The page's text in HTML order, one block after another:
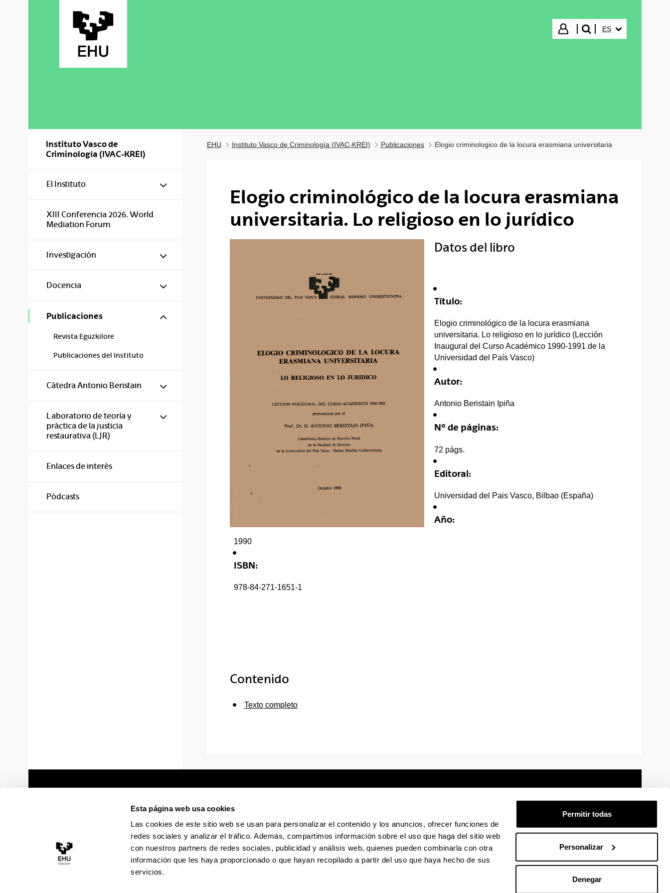
Esta página web usa cookies
Las cookies de este sitio web se usan para personalizar el contenido y los anuncios, ofrecer funciones de
redes sociales y analizar el tráfico. Además, compartimos información sobre el uso que haga del sitio web
con nuestros partners de redes sociales, publicidad y análisis web, quienes pueden combinarla con otra
información que les haya proporcionado o que hayan recopilado a partir del uso que haya hecho de sus
servicios.
Permitir todas
Personalizar
Denegar
Iniciar sesión
buscar"
ES
Instituto Vasco de
Criminología (IVAC-KREI)
El Instituto Mostrar/ocultar subpáginas
XIII Conferencia 2026. World
Mediation Forum
Investigación Mostrar/ocultar subpáginas
Docencia Mostrar/ocultar subpáginas
Publicaciones Mostrar/ocultar subpáginas
Revista Eguzkilore
Publicaciones del Instituto
Cátedra Antonio Beristain Mostrar/ocultar subpáginas
Laboratorio de teoría y
práctica de la justicia
restaurativa (LJR)
Mostrar/ocultar subpáginas
Enlaces de interés
Pódcasts
EHU Instituto Vasco de Criminología (IVAC-KREI) Publicaciones Elogio criminologico de la locura erasmiana universitaria
Elogio criminológico de la locura erasmiana
universitaria. Lo religioso en lo jurídico
Datos del libro
Título:
Elogio criminológico de la locura erasmiana
universitaria. Lo religioso en lo jurídico (Lección
Inaugural del Curso Académico 1990-1991 de la
Universidad del País Vasco)
Autor:
Antonio Beristain Ipiña
Nº de páginas:
72 págs.
Editoral:
Universidad del Pais Vasco, Bilbao (España)
Año:
1990
ISBN:
978-84-271-1651-1
Contenido
Texto completo
Sede electrónica Accesibilidad Información legal Mapa Ayuda Contacto
La EHU en TiktokLa EHU en BlueskyLa EHU en FacebookLa EHU en LinkedinLa EHU en InstagramLa EHU en YoutubeLa EHU en VimeoLa EHU en Flickr